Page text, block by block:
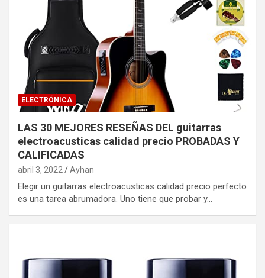
ELECTRÓNICA
LAS 30 MEJORES RESEÑAS DEL guitarras
electroacusticas calidad precio PROBADAS Y
CALIFICADAS
abril 3, 2022 Ayhan
Elegir un guitarras electroacusticas calidad precio perfecto
es una tarea abrumadora. Uno tiene que probar y…